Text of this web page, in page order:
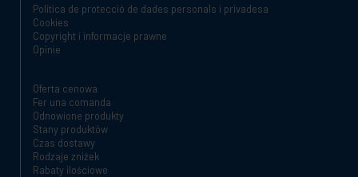
Política de protecció de dades personals i privadesa
Cookies
Copyright i informacje prawne
Opinie
Oferta cenowa
Fer una comanda
Odnowione produkty
Stany produktów
Czas dostawy
Rodzaje zniżek
Rabaty ilościowe